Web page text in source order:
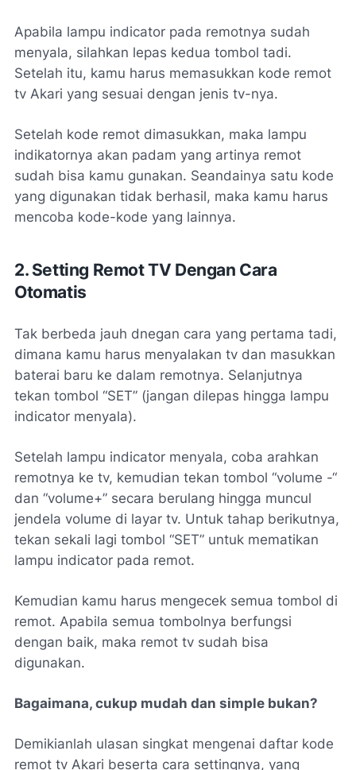
Apabila lampu indicator pada remotnya sudah
menyala, silahkan lepas kedua tombol tadi.
Setelah itu, kamu harus memasukkan kode remot
tv Akari yang sesuai dengan jenis tv-nya.
Setelah kode remot dimasukkan, maka lampu
indikatornya akan padam yang artinya remot
sudah bisa kamu gunakan. Seandainya satu kode
yang digunakan tidak berhasil, maka kamu harus
mencoba kode-kode yang lainnya.
2. Setting Remot TV Dengan Cara
Otomatis
Tak berbeda jauh dnegan cara yang pertama tadi,
dimana kamu harus menyalakan tv dan masukkan
baterai baru ke dalam remotnya. Selanjutnya
tekan tombol “SET” (jangan dilepas hingga lampu
indicator menyala).
Setelah lampu indicator menyala, coba arahkan
remotnya ke tv, kemudian tekan tombol “volume -“
dan “volume+” secara berulang hingga muncul
jendela volume di layar tv. Untuk tahap berikutnya,
tekan sekali lagi tombol “SET” untuk mematikan
lampu indicator pada remot.
Kemudian kamu harus mengecek semua tombol di
remot. Apabila semua tombolnya berfungsi
dengan baik, maka remot tv sudah bisa
digunakan.
Bagaimana, cukup mudah dan simple bukan?
Demikianlah ulasan singkat mengenai daftar kode
remot tv Akari beserta cara settingnya, yang